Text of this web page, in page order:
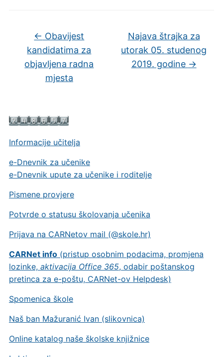
Informacije učitelja
e-Dnevnik za učenike
e-Dnevnik upute za učenike i roditelje
Pismene provjere
Potvrde o statusu školovanja učenika
Prijava na CARNetov mail (@skole.hr)
CARNet info(pristup osobnim podacima, promjena
lozinke, aktivacija Office 365, odabir poštanskog
pretinca za e-poštu, CARNet-ov Helpdesk)
Spomenica škole
Naš ban Mažuranić Ivan (slikovnica)
Online katalog naše školske knjižnice
← Obavijest
kandidatima za
objavljena radna
mjesta
Najava štrajka za
utorak 05. studenog
2019. godine →